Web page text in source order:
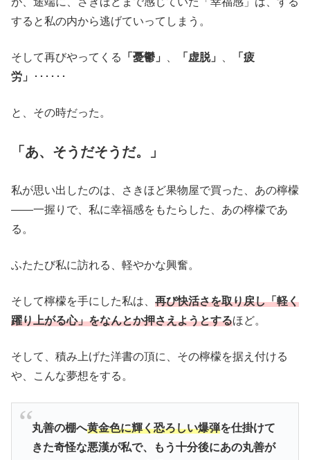
すると私の内から逃げていってしまう。
そして再びやってくる 「憂鬱」 「虚脱」
「疲
労」
･･････
と、その時だった。
「あ、そうだそうだ。」
私が思い出したのは、さきほど果物屋で買った、あの檸檬
――一握りで、私に幸福感をもたらした、あの檸檬であ
る。
ふたたび私に訪れる、軽やかな興奮。
そして檸檬を手にした私は、 再び快活さを取り戻し「軽く
躍り上がる心」をなんとか押さえようとするほど。
そして、積み上げた洋書の頂に、その檸檬を据え付ける
や、こんな夢想をする。
丸善の棚へ黄金色に輝く恐ろしい爆弾を仕掛けて
きた奇怪な悪漢が私で、もう十分後にあの丸善が